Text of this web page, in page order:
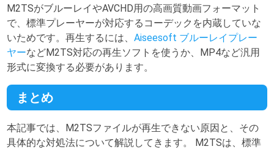
M2TSがブルーレイやAVCHD用の高画質動画フォーマット
で、標準プレーヤーが対応するコーデックを内蔵していな
いためです。再生するには、Aiseesoft ブルーレイプレー
ヤーなどM2TS対応の再生ソフトを使うか、MP4など汎用
形式に変換する必要があります。
まとめ
本記事では、M2TSファイルが再生できない原因と、その
具体的な対処法について解説してきます。 M2TSは、標準